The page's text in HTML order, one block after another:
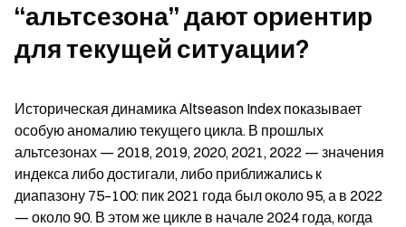
“альтсезона” дают ориентир
для текущей ситуации?
Историческая динамика Altseason Index показывает
особую аномалию текущего цикла. В прошлых
альтсезонах — 2018, 2019, 2020, 2021, 2022 — значения
индекса либо достигали, либо приближались к
диапазону 75–100: пик 2021 года был около 95, а в 2022
— около 90. В этом же цикле в начале 2024 года, когда